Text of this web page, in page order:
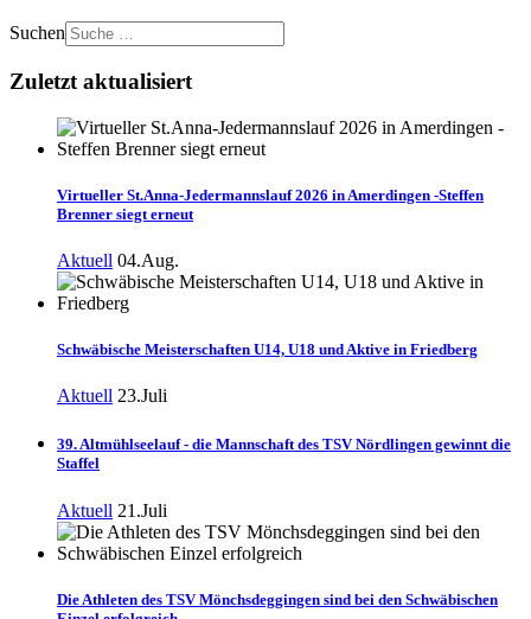
Suchen
Zuletzt aktualisiert
Virtueller St.Anna-Jedermannslauf 2026 in Amerdingen -Steffen
Brenner siegt erneut
Aktuell 04.Aug.
Schwäbische Meisterschaften U14, U18 und Aktive in Friedberg
Aktuell 23.Juli
39. Altmühlseelauf - die Mannschaft des TSV Nördlingen gewinnt die
Staffel
Aktuell 21.Juli
Die Athleten des TSV Mönchsdeggingen sind bei den Schwäbischen